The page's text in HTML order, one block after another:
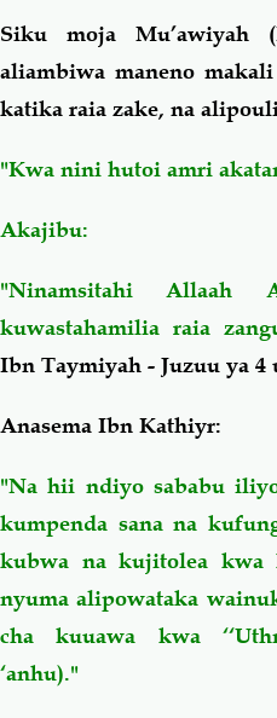
Siku moja Mu’awiyah
aliambiwa maneno
katika raia zake, na
"Kwa nini hutoi amri
Akajibu:
"Ninamsitahi Allaah
kuwastahamilia raia
Ibn Taymiyah - Juzuu ya 4
Anasema Ibn Kathiyr:
"Na hii ndiyo sababu
kumpenda sana na
kubwa na kujitolea
nyuma alipowataka
cha kuuawa kwa
‘anhu)."